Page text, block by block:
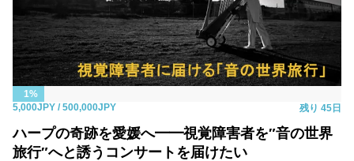
1%
5,000JPY / 500,000JPY 残り 45日
ハープの奇跡を愛媛へ━━視覚障害者を″音の世界
旅行″へと誘うコンサートを届けたい